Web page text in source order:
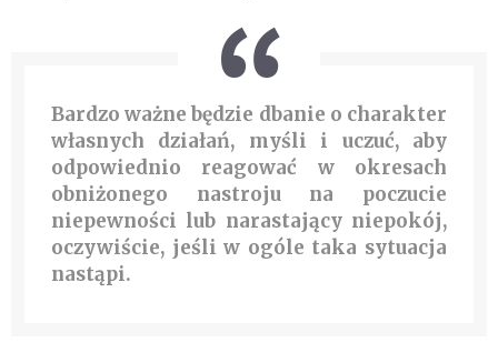
Bardzo ważne będzie dbanie o charakter
własnych działań, myśli i uczuć, aby
odpowiednio reagować w okresach
obniżonego nastroju na poczucie
niepewności lub narastający niepokój,
oczywiście, jeśli w ogóle taka sytuacja
nastąpi.